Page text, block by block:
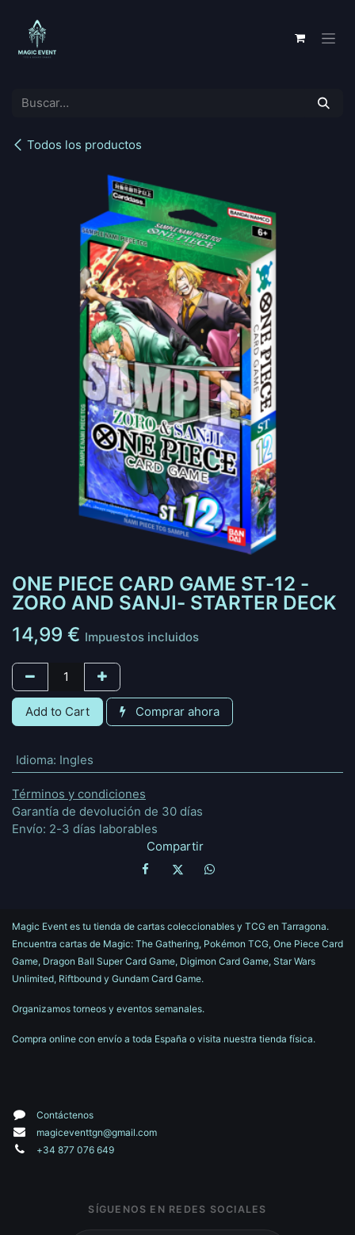
Todos los productos
ONE PIECE CARD GAME ST-12 -
ZORO AND SANJI- STARTER DECK
14,99 € Impuestos incluidos
Add to Cart Comprar ahora
Idioma: Ingles
Términos y condiciones
Garantía de devolución de 30 días
Envío: 2-3 días laborables
Compartir
Magic Event es tu tienda de cartas coleccionables y TCG en Tarragona.
Encuentra cartas de Magic: The Gathering, Pokémon TCG, One Piece Card
Game, Dragon Ball Super Card Game, Digimon Card Game, Star Wars
Unlimited, Riftbound y Gundam Card Game.
Organizamos torneos y eventos semanales.
Compra online con envío a toda España o visita nuestra tienda física.
Contáctenos
magiceventtgn@gmail.com
+34 877 076 649
SÍGUENOS EN REDES SOCIALES